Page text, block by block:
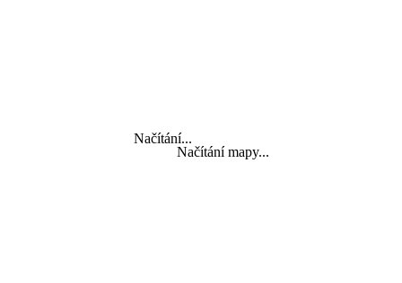
Načítání...
Načítání mapy...